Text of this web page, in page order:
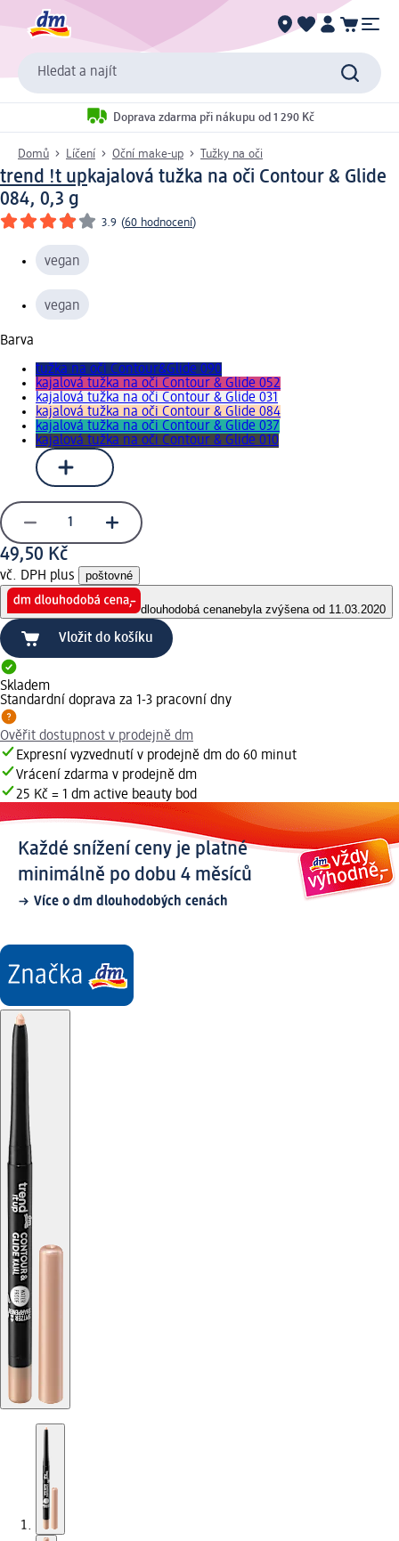
Hledat a najít
Doprava zdarma při nákupu od 1 290 Kč
Domů Líčení Oční make-up Tužky na oči
trend !t upkajalová tužka na oči Contour & Glide
084, 0,3 g
3.9 (60 hodnocení)
vegan
vegan
Barva
tužka na oči Contour&Glide 090
kajalová tužka na oči Contour & Glide 052
kajalová tužka na oči Contour & Glide 031
kajalová tužka na oči Contour & Glide 084
kajalová tužka na oči Contour & Glide 037
kajalová tužka na oči Contour & Glide 010
49,50 Kč
vč. DPH plus poštovné
dlouhodobá cenanebyla zvýšena od 11.03.2020
Vložit do košíku
Skladem
Standardní doprava za 1-3 pracovní dny
Ověřit dostupnost v prodejně dm
Expresní vyzvednutí v prodejně dm do 60 minut
Vrácení zdarma v prodejně dm
25 Kč = 1 dm active beauty bod
Každé snížení ceny je platné
minimálně po dobu 4 měsíců
Více o dm dlouhodobých cenách